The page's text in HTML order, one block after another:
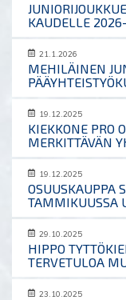
KAUDELLE
21.1.2026
MEHILÄINEN
19.12.2025
KIEKKONE PRO
MERKITTÄVÄN
19.12.2025
OSUUSKAUPPA
TAMMIKUUSSA
29.10.2025
HIPPO
TERVETULOA
23.10.2025